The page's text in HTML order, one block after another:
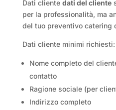
Dati cliente dati del cliente
per la professionalità, ma
del tuo preventivo catering
Dati cliente minimi richiesti:
Nome completo del
contatto
Ragione sociale (per
Indirizzo completo